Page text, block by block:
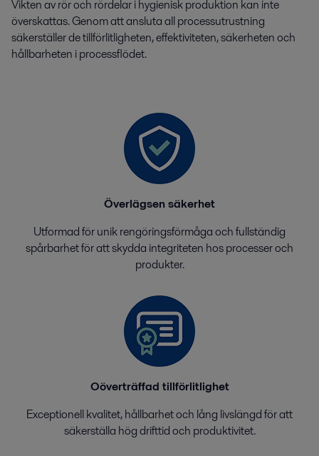
Vikten av rör och rördelar i hygienisk produktion kan inte
överskattas. Genom att ansluta all processutrustning
säkerställer de tillförlitligheten, effektiviteten, säkerheten och
hållbarheten i processflödet.
Överlägsen säkerhet
Utformad för unik rengöringsförmåga och fullständig
spårbarhet för att skydda integriteten hos processer och
produkter.
Oöverträffad tillförlitlighet
Exceptionell kvalitet, hållbarhet och lång livslängd för att
säkerställa hög drifttid och produktivitet.